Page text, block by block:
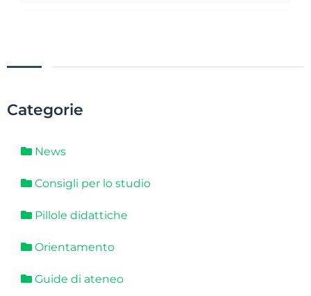
Categorie
News
Consigli per lo studio
Pillole didattiche
Orientamento
Guide di ateneo